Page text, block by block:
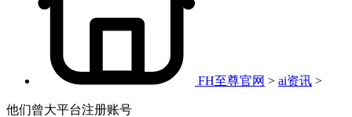
FH至尊官网 > ai资讯 >
他们曾大平台注册账号